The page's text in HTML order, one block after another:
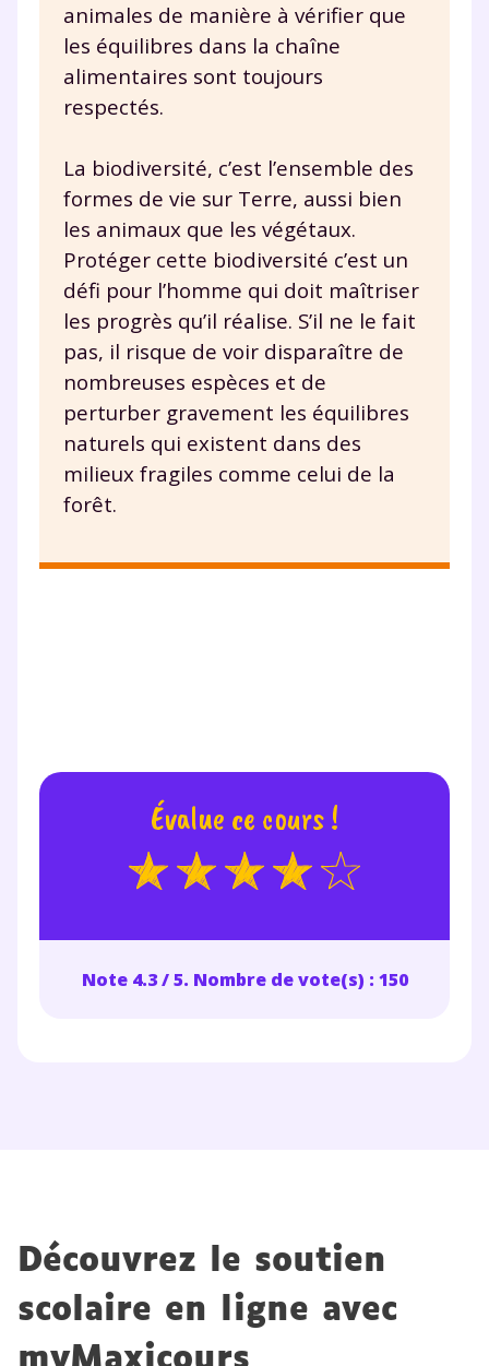
animales de manière à vérifier que
les équilibres dans la chaîne
alimentaires sont toujours
respectés.
La biodiversité, c’est l’ensemble des
formes de vie sur Terre, aussi bien
les animaux que les végétaux.
Protéger cette biodiversité c’est un
défi pour l’homme qui doit maîtriser
les progrès qu’il réalise. S’il ne le fait
pas, il risque de voir disparaître de
nombreuses espèces et de
perturber gravement les équilibres
naturels qui existent dans des
milieux fragiles comme celui de la
forêt.
Évalue ce cours !
Note 4.3 / 5. Nombre de vote(s) : 150
Découvrez le soutien
scolaire en ligne avec